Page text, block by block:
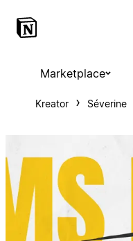
Marketplace
Kreator Séverine